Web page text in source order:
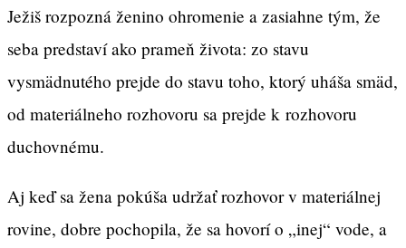
Ježiš rozpozná ženino ohromenie a zasiahne tým, že
seba predstaví ako prameň života: zo stavu
vysmädnutého prejde do stavu toho, ktorý uháša smäd,
od materiálneho rozhovoru sa prejde k rozhovoru
duchovnému.
Aj keď sa žena pokúša udržať rozhovor v materiálnej
rovine, dobre pochopila, že sa hovorí o „inej“ vode, a